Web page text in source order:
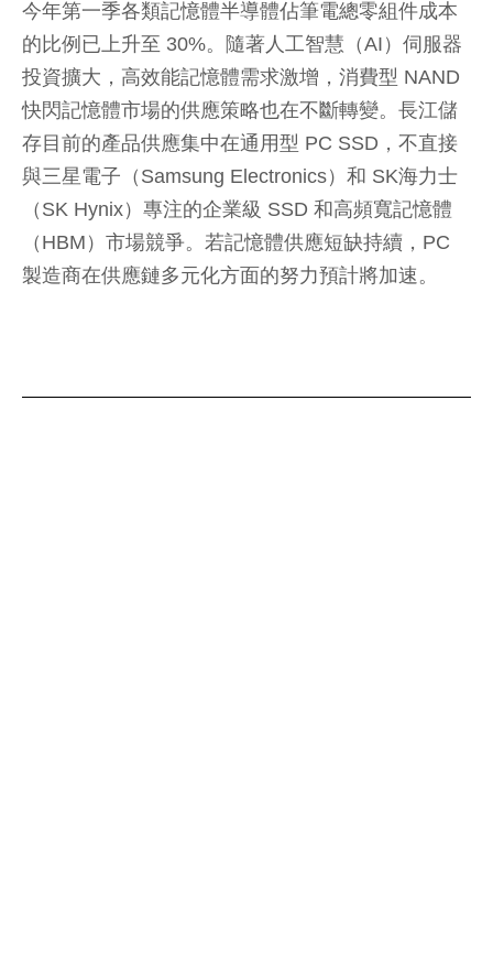
今年第一季各類記憶體半導體佔筆電總零組件成本
的比例已上升至 30%。隨著人工智慧（AI）伺服器
投資擴大，高效能記憶體需求激增，消費型 NAND
快閃記憶體市場的供應策略也在不斷轉變。長江儲
存目前的產品供應集中在通用型 PC SSD，不直接
與三星電子（Samsung Electronics）和 SK海力士
（SK Hynix）專注的企業級 SSD 和高頻寬記憶體
（HBM）市場競爭。若記憶體供應短缺持續，PC
製造商在供應鏈多元化方面的努力預計將加速。